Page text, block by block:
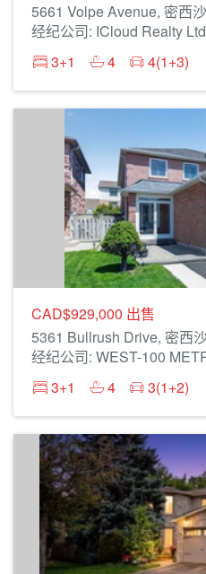
5661 Volpe Avenue, 密西
经纪公司: ICloud Realty
3+1
4 4(1+3)
CAD$929,000 出售
5361 Bullrush Drive, 密西
经纪公司: WEST-100
3+1
4 3(1+2)